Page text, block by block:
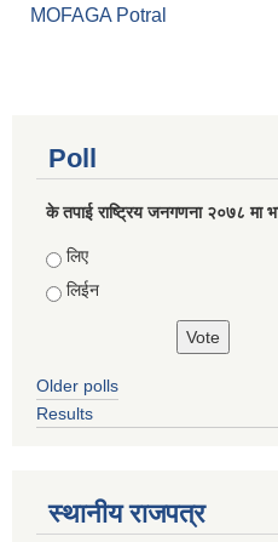
MOFAGA Potral
Poll
के तपाई राष्ट्रिय जनगणना २०७८ मा
Choices
लिए
लिईन
Older polls
Results
स्थानीय राजपत्र